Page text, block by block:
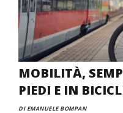
MOBILITÀ,
PIEDI E IN
DI EMANUELE BOMPAN